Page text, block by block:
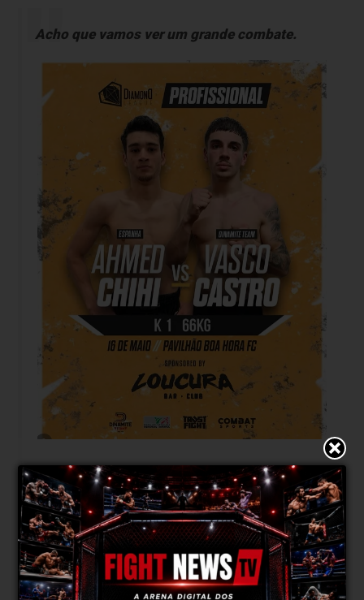
Acho que vamos ver um grande combate.
Imagem Instagram
FightNews:Como defines o teu estilo dentro das
regras doK1 ?